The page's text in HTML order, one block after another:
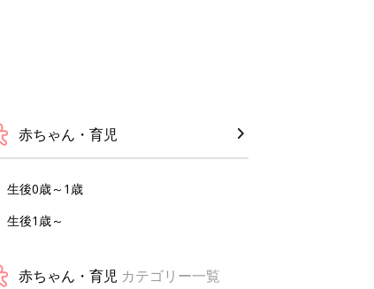
赤ちゃん・育児
生後0歳～1歳
生後1歳～
赤ちゃん・育児 カテゴリー一覧